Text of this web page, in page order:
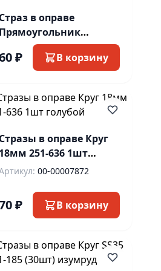
Страз в оправе
Прямоугольник
13х18мм 1шт желт
₽ В корзину
Стразы в оправе Круг
18мм 251-636 1шт
голубой00-00007872
₽ В корзину